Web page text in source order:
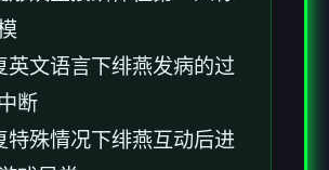
英文语言下绯燕发病的过
断
特殊情况下绯燕互动后进